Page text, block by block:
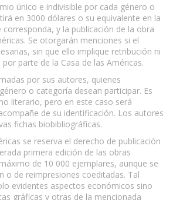
único e indivisible por cada género o
en 3000 dólares o su equivalente en la
y la publicación de la obra
Se otorgarán menciones si el
sin que ello implique retribución ni
parte de la Casa de las Américas.
por sus autores, quienes
o categoría desean participar. Es
literario, pero en este caso será
de su identificación. Los autores
fichas biobibliográficas.
se reserva el derecho de publicación
primera edición de las obras
de 10 000 ejemplares, aunque se
o de reimpresiones coeditadas. Tal
evidentes aspectos económicos sino
gráficas y otras de la mencionada